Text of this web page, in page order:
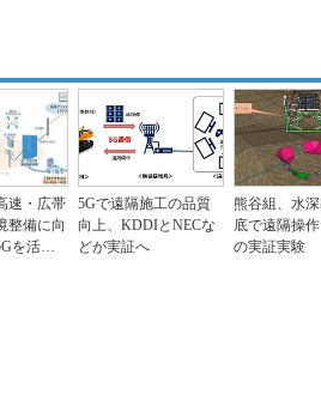
速・広帯
整備に向
を活用
5Gで遠隔施工の品質
向上、KDDIとNECな
どが実証へ
熊谷組、水
底で遠隔操
の実証実験